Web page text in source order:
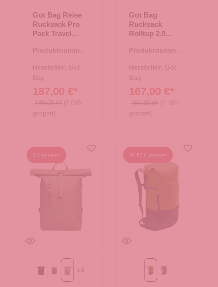
Got Bag Reise
Rucksack Pro
Pack Travel
Produktnummer:
Hersteller: Got
Bag
187,00 €*
189,00 €* (1.06%
gespart)
Got Bag
Rucksack
Rolltop 2.0
Produktnummer:
Hersteller: Got
Bag
167,00 €*
169,00 €* (1.18%
gespart)
2 € gespart
Blackalgaebass
+4
42,81 € gespart
bambooblackberry